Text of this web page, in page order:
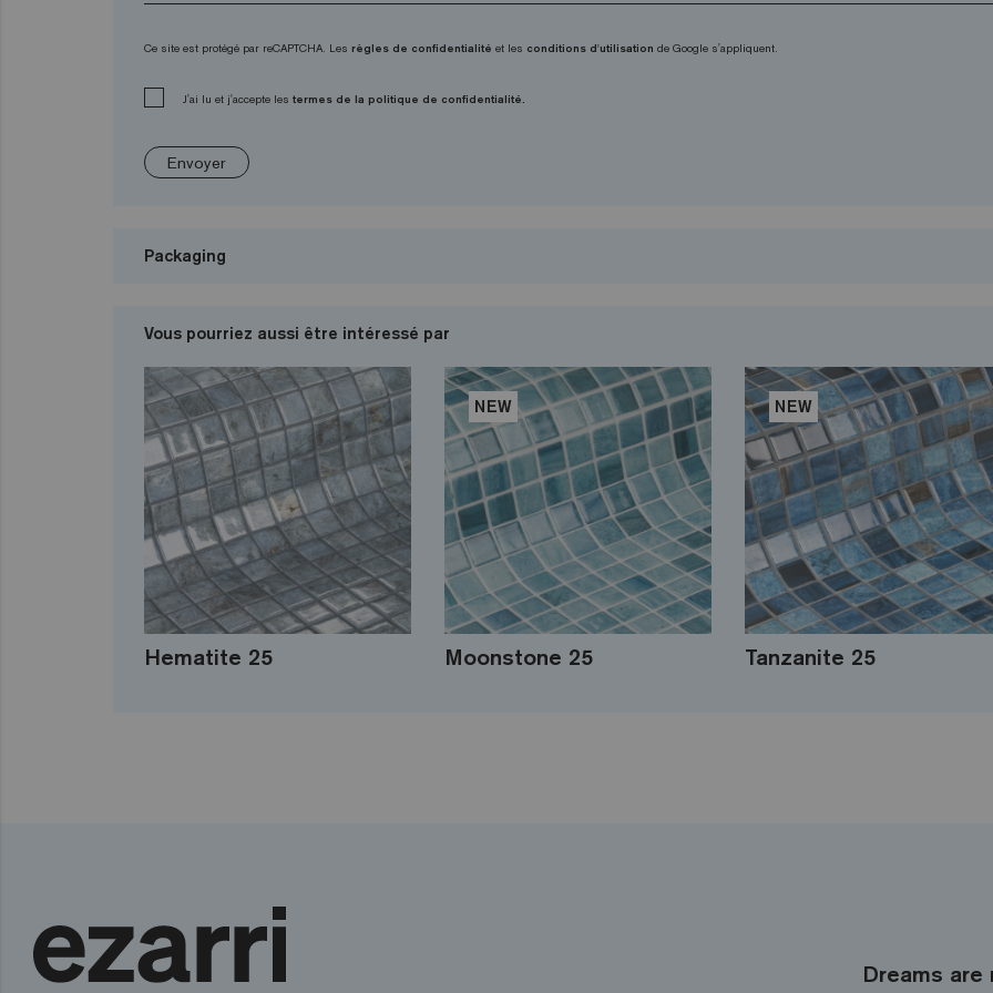
Ce site est protégé par reCAPTCHA. Les règles de confidentialité et les conditions d'utilisation de Google s'appliquent.
J'ai lu et j'accepte les termes de la politique de confidentialité.
Envoyer
Packaging
Vous pourriez aussi être intéressé par
Hematite 25
NEW
Moonstone 25
NEW
Tanzanite 25
Dreams